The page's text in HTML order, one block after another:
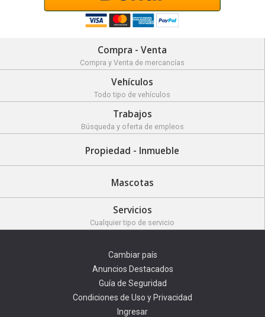
Compra - Venta
Compra y Venta de mercancías
Vehículos
Todo tipo de vehículos
Trabajos
Búsqueda y oferta de empleos
Propiedad - Inmueble
Mascotas
Servicios
Cualquier tipo de servicio
Cambiar país
Anuncios Destacados
Guía de Seguridad
Condiciones de Uso y Privacidad
Ingresar